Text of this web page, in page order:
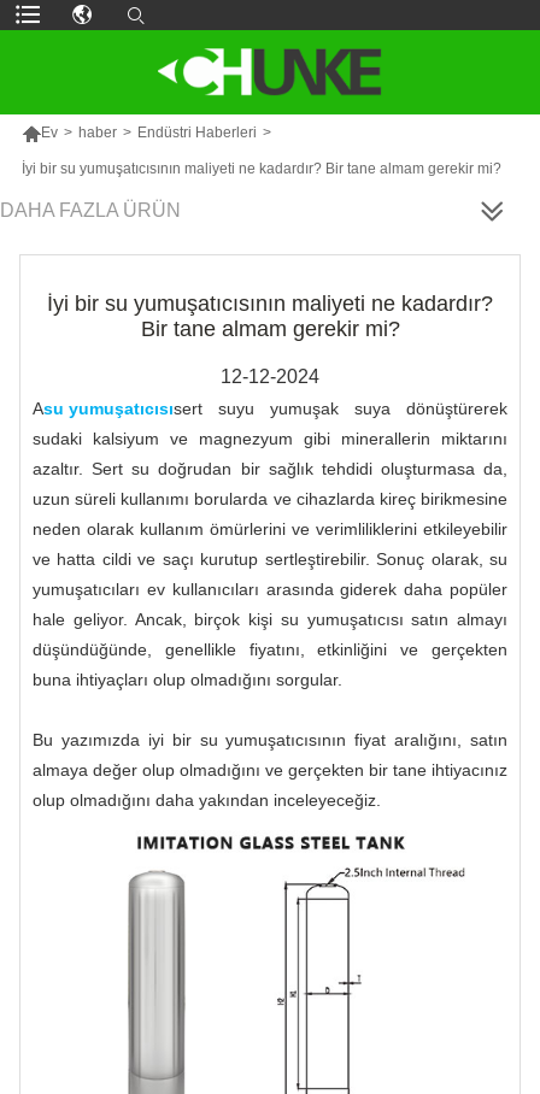
Ev > haber > Endüstri Haberleri >
İyi bir su yumuşatıcısının maliyeti ne kadardır? Bir tane almam gerekir mi?
DAHA FAZLA ÜRÜN
İyi bir su yumuşatıcısının maliyeti ne kadardır?
Bir tane almam gerekir mi?
12-12-2024
Asu yumuşatıcısısert suyu yumuşak suya dönüştürerek
sudaki kalsiyum ve magnezyum gibi minerallerin miktarını
azaltır. Sert su doğrudan bir sağlık tehdidi oluşturmasa da,
uzun süreli kullanımı borularda ve cihazlarda kireç birikmesine
neden olarak kullanım ömürlerini ve verimliliklerini etkileyebilir
ve hatta cildi ve saçı kurutup sertleştirebilir. Sonuç olarak, su
yumuşatıcıları ev kullanıcıları arasında giderek daha popüler
hale geliyor. Ancak, birçok kişi su yumuşatıcısı satın almayı
düşündüğünde, genellikle fiyatını, etkinliğini ve gerçekten
buna ihtiyaçları olup olmadığını sorgular.
Bu yazımızda iyi bir su yumuşatıcısının fiyat aralığını, satın
almaya değer olup olmadığını ve gerçekten bir tane ihtiyacınız
olup olmadığını daha yakından inceleyeceğiz.